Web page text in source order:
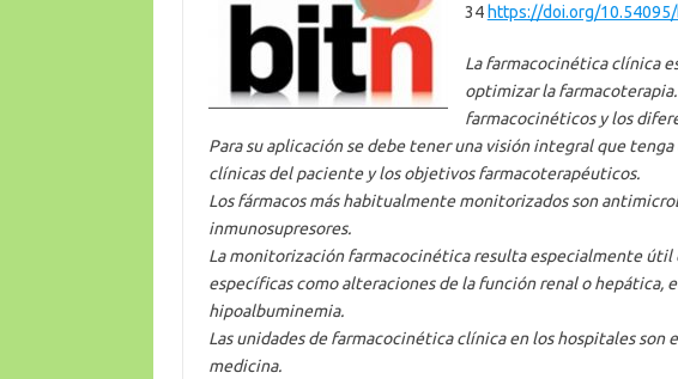
34 https://doi.org/
La farmacocinética clínica
optimizar la
farmacocinéticos y los
Para su aplicación se debe tener una visión integral que
clínicas del paciente y los objetivos farmacoterapéuticos.
Los fármacos más habitualmente monitorizados son
inmunosupresores.
La monitorización farmacocinética resulta especialmente útil
específicas como alteraciones de la función renal o hepática,
hipoalbuminemia.
Las unidades de farmacocinética clínica en los hospitales son
medicina.